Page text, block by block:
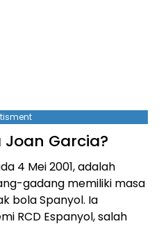
Garcia?
4 Mei 2001, adalah
gadang memiliki masa
bola Spanyol. Ia
RCD Espanyol, salah